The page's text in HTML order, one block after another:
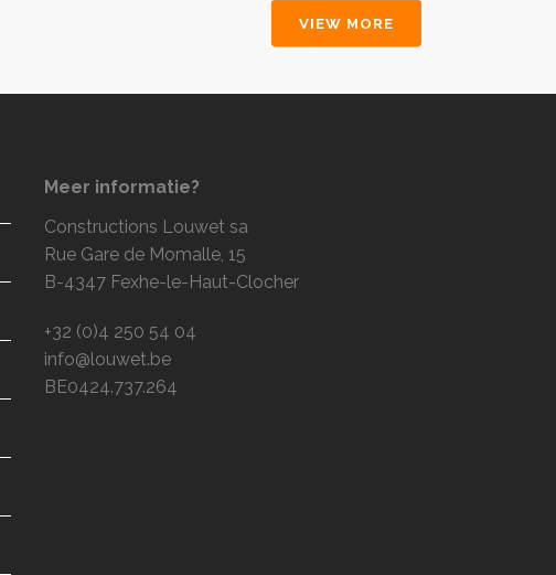
VIEW MORE
Meer informatie?
Constructions Louwet sa
Rue Gare de Momalle, 15
B-4347 Fexhe-le-Haut-Clocher
+32 (0)4 250 54 04
info@louwet.be
BE0424.737.264